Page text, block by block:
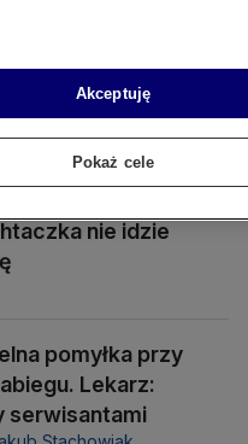
nie idzie
pomyłka przy
Lekarz:
serwisantami
Akceptuję
Pokaż cele